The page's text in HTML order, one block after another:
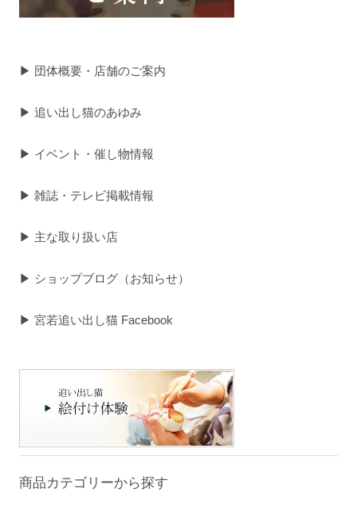
▶ 団体概要・店舗のご案内
▶ 追い出し猫のあゆみ
▶ イベント・催し物情報
▶ 雑誌・テレビ掲載情報
▶ 主な取り扱い店
▶ ショップブログ（お知らせ）
▶ 宮若追い出し猫 Facebook
商品カテゴリーから探す